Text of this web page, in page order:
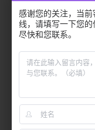
电
手
传
联
感谢您的关注，当
线，请填写一下您
尽快和您联系。